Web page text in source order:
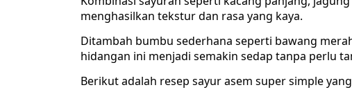
menghasilkan tekstur dan rasa yang kaya.
Ditambah bumbu sederhana seperti bawang
hidangan ini menjadi semakin sedap tanpa perlu
Berikut adalah resep sayur asem super simple